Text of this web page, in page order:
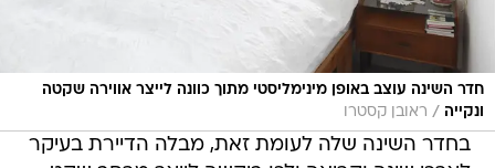
חדר השינה עוצב באופן מינימליסטי מתוך כוונה לייצר אווירה שקטה
ונקייה / ראובן קסטרו
בחדר השינה שלה לעומת זאת, מבלה הדיירת בעיקר